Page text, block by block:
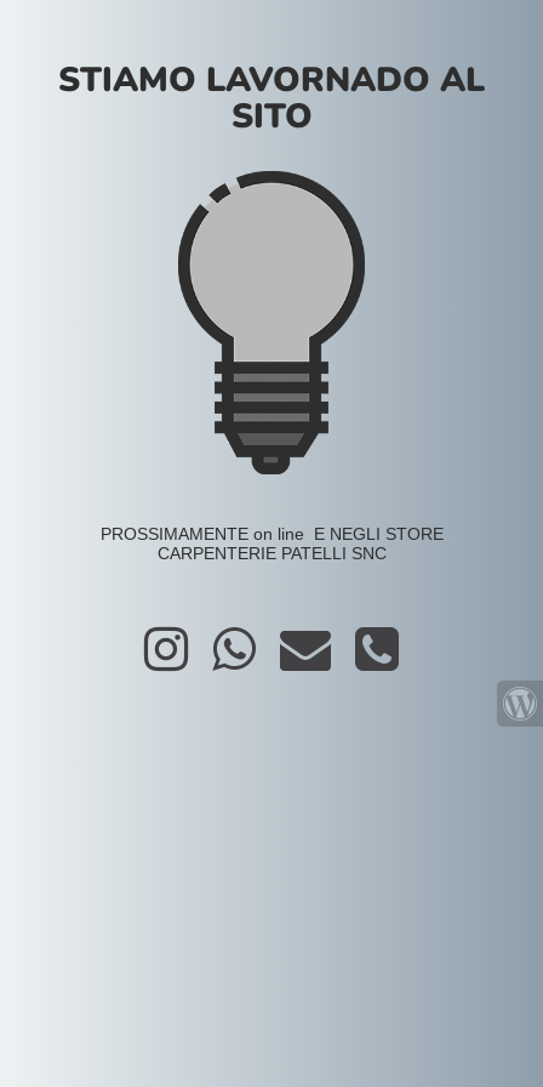
STIAMO LAVORNADO AL
SITO
PROSSIMAMENTE on line E NEGLI STORE
CARPENTERIE PATELLI SNC